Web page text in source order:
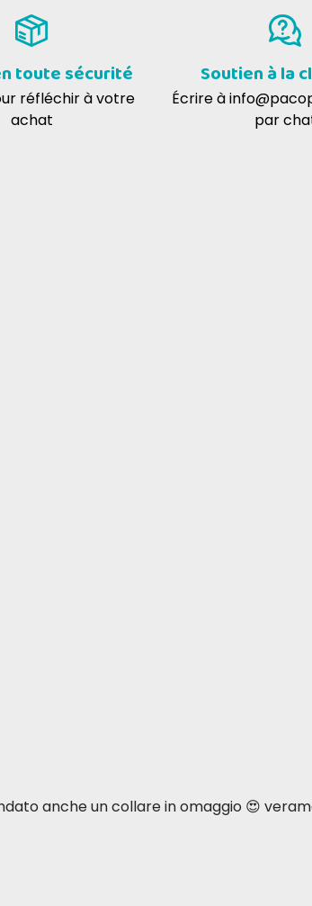
toute sécurité
réfléchir à votre
achat
Soutien à la
Écrire à
par
anche un collare in omaggio 😍